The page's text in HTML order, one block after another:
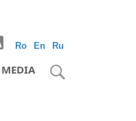
Ro En Ru
MEDIA